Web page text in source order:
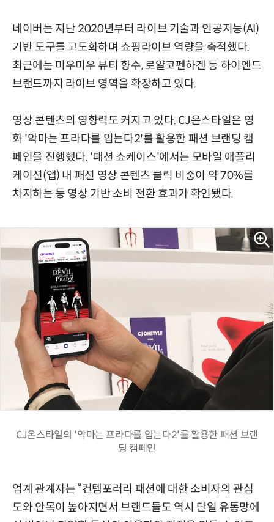
네이버는 지난 2020년부터 라이브 기술과 인공지능(AI)
기반 도구를 고도화하며 쇼핑라이브 역량을 축적했다.
최근에는 미우미우 뷰티 향수, 로얄코펜하겐 등 하이엔드
브랜드까지 라이브 영역을 확장하고 있다.
영상 콘텐츠의 영향력도 커지고 있다. CJ온스타일은 영
화 '악마는 프라다를 입는다2'를 활용한 패션 브랜딩 캠
페인을 진행했다. '패션 쇼케이스'에서는 모바일 애플리
케이션(앱) 내 패션 영상 콘텐츠 클릭 비중이 약 70%를
차지하는 등 영상 기반 소비 전환 효과가 확인됐다.
CJ온스타일의 '악마는 프라다를 입는다2'를 활용한 패션 브랜
딩 캠페인
업계 관계자는 “컨템포러리 패션에 대한 소비자의 관심
도와 안목이 높아지면서 브랜드들도 역시 단일 유통망에